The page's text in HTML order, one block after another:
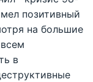
позитивный
на большие
в